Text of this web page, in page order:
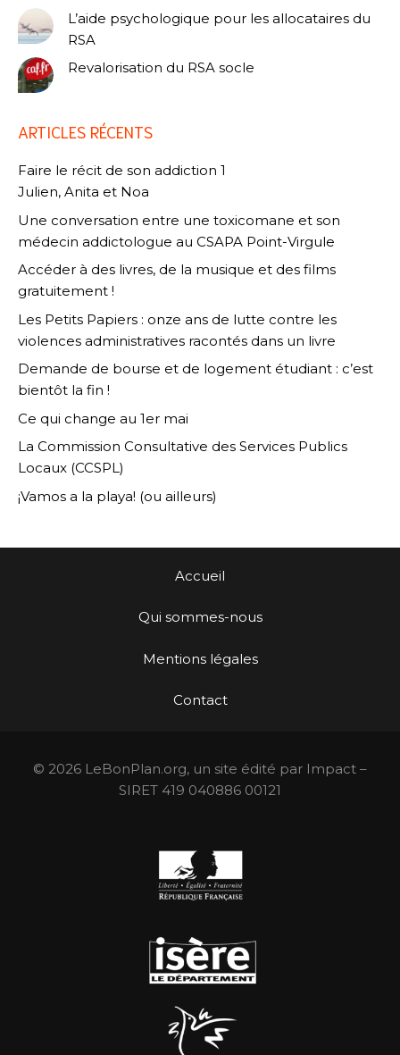
L’aide psychologique pour les allocataires du
RSA
Revalorisation du RSA socle
ARTICLES RÉCENTS
Faire le récit de son addiction 1
Julien, Anita et Noa
Une conversation entre une toxicomane et son
médecin addictologue au CSAPA Point-Virgule
Accéder à des livres, de la musique et des films
gratuitement !
Les Petits Papiers : onze ans de lutte contre les
violences administratives racontés dans un livre
Demande de bourse et de logement étudiant : c’est
bientôt la fin !
Ce qui change au 1er mai
La Commission Consultative des Services Publics
Locaux (CCSPL)
¡Vamos a la playa! (ou ailleurs)
Accueil
Qui sommes-nous
Mentions légales
Contact
© 2026 LeBonPlan.org, un site édité par Impact –
SIRET 419 040886 00121